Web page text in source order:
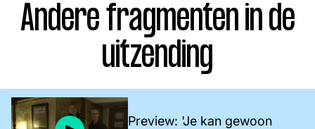
Andere fragmenten in de
uitzending
Preview: 'Je kan gewoon